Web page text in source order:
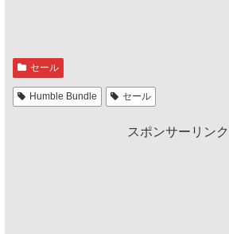
セール
Humble Bundle セール
スポンサーリンク